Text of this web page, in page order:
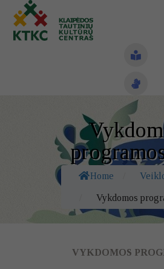
Home
Vykdomos
Naujienos
Struktūra ir kontaktai
Veiklos sritys
Administracinė
Kontaktai
VYKDOMOS